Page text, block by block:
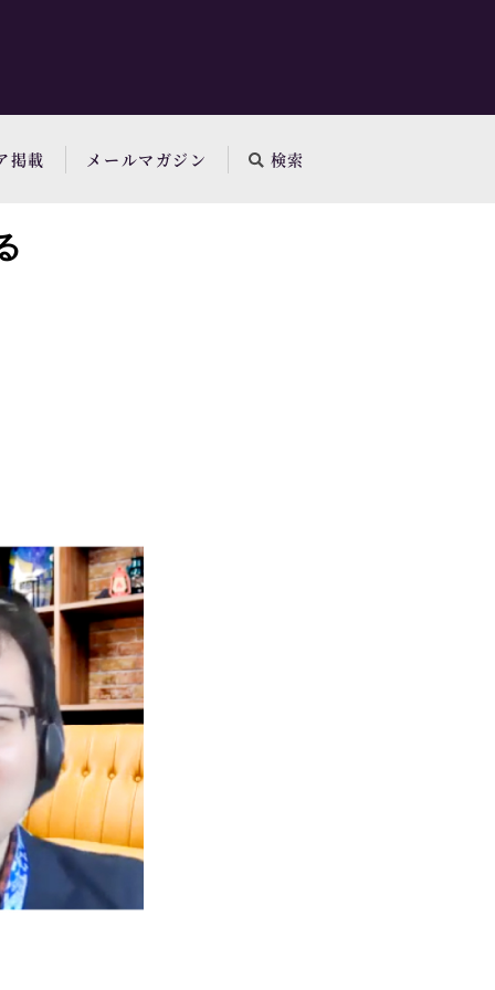
掲載 メールマガジン 検索